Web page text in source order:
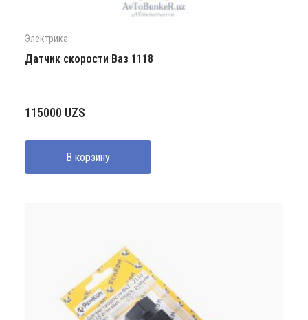
Электрика
Датчик скорости Ваз 1118
115000 UZS
В корзину